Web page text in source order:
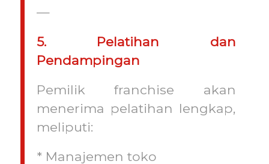
—
5. Pelatihan dan
Pendampingan
Pemilik franchise akan
menerima pelatihan lengkap,
meliputi:
* Manajemen toko